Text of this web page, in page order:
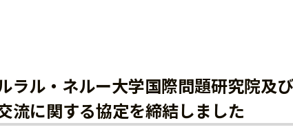
ラル・ネルー大学国際問題研究院及
流に関する協定を締結しました